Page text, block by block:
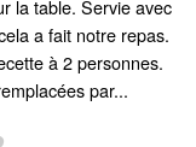
la table. Servie avec
a fait notre repas.
à 2 personnes.
par...